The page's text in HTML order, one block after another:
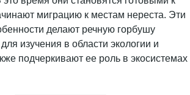
миграцию к местам нереста. Эти
делают речную горбушу
изучения в области экологии и
подчеркивают ее роль в экосистемах